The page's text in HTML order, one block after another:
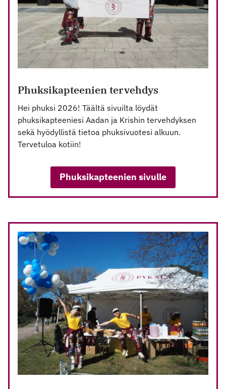
WEEK
18
Phuksikapteenien tervehdys
Hei phuksi 2026! Täältä sivuilta löydät
phuksikapteeniesi Aadan ja Krishin tervehdyksen
sekä hyödyllistä tietoa phuksivuotesi alkuun.
Tervetuloa kotiin!
Phuksikapteenien sivulle